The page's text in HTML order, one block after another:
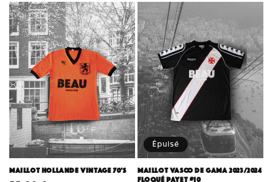
Maillot Hollande Vintage 70's
Épuisé
Maillot Vasco De Gama 2023/2024
floqué Payet #10